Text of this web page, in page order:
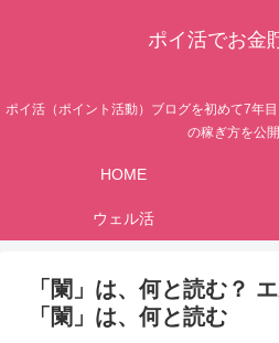
ポイ活でお金
ポイ活（ポイント活動）ブログを初めて7年
の稼ぎ方を公開
HOME
ウェル活
「闌」は、何と読む？
「闌」は、何と読む